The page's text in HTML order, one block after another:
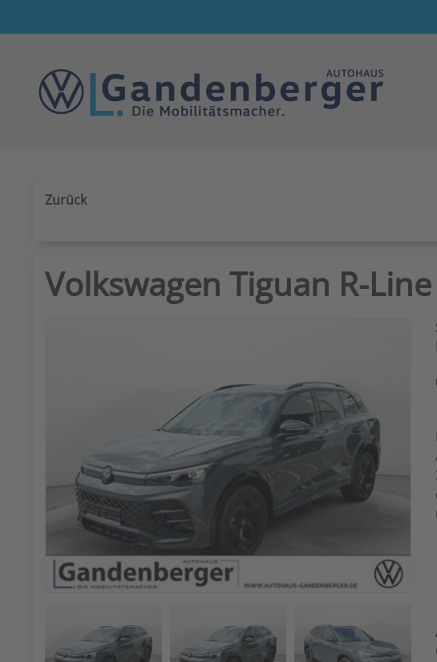
Zurück
Volkswagen Tiguan R-